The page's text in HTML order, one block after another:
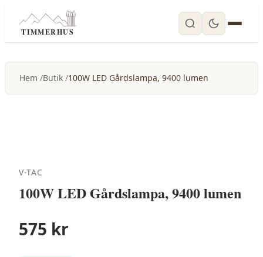
TIMMERHUS
Hem Butik 100W LED Gårdslampa, 9400 lumen
V-TAC
100W LED Gårdslampa, 9400 lumen
575 kr